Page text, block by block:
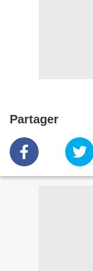
Partager